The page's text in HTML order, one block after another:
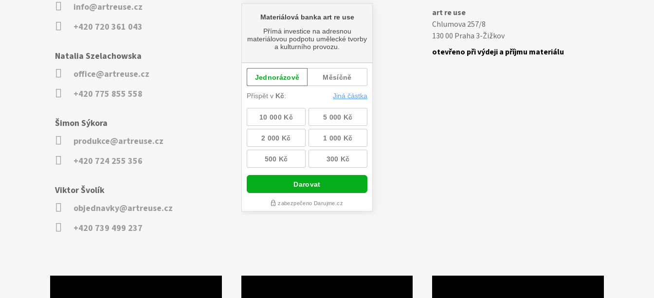
info@artreuse.cz
+420 720 361 043
Natalia Szelachowska
office@artreuse.cz
+420 775 855 558
Šimon Sýkora
produkce@artreuse.cz
+420 724 255 356
Viktor Švolík
objednavky@artreuse.cz
+420 739 499 237
art re use
Chlumova 257/8
130 00 Praha 3-Žižkov
otevřeno při výdeji a příjmu materiálu